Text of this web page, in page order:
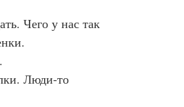
Чего у нас так
Люди-то